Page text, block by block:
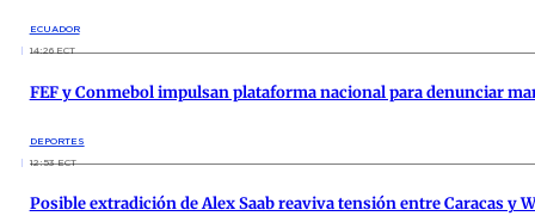
ECUADOR
14:26 ECT
FEF y Conmebol impulsan plataforma nacional para denunciar
DEPORTES
12:53 ECT
Posible extradición de Alex Saab reaviva tensión entre Caracas y